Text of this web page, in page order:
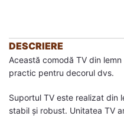
DESCRIERE
Această comodă TV din
practic pentru decorul dvs.
Suportul TV este realizat din
stabil și robust. Unitatea TV